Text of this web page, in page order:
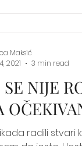
NIJE
radili stvari
Maksić
2021
3 min read